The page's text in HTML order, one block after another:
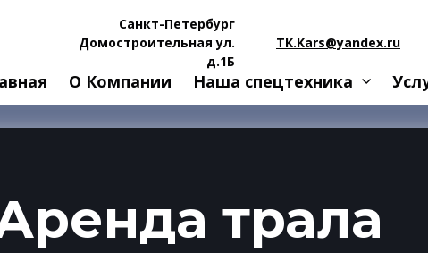
Санкт-Петербург
Домостроительная ул.
д.1Б
TK.Kars@yandex.ru
О Компании Наша спецтехника
трала